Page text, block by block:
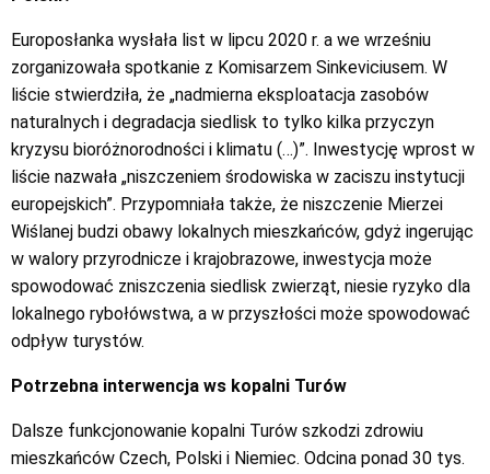
Europosłanka wysłała list w lipcu 2020 r. a we wrześniu
zorganizowała spotkanie z Komisarzem Sinkeviciusem. W
liście stwierdziła, że „nadmierna eksploatacja zasobów
naturalnych i degradacja siedlisk to tylko kilka przyczyn
kryzysu bioróżnorodności i klimatu (…)”. Inwestycję wprost w
liście nazwała „niszczeniem środowiska w zaciszu instytucji
europejskich”. Przypomniała także, że niszczenie Mierzei
Wiślanej budzi obawy lokalnych mieszkańców, gdyż ingerując
w walory przyrodnicze i krajobrazowe, inwestycja może
spowodować zniszczenia siedlisk zwierząt, niesie ryzyko dla
lokalnego rybołówstwa, a w przyszłości może spowodować
odpływ turystów.
Potrzebna interwencja ws kopalni Turów
Dalsze funkcjonowanie kopalni Turów szkodzi zdrowiu
mieszkańców Czech, Polski i Niemiec. Odcina ponad 30 tys.